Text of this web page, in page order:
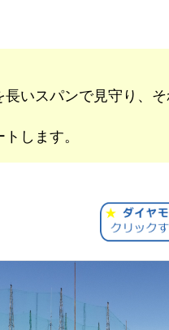
いスパンで見守り、
します。